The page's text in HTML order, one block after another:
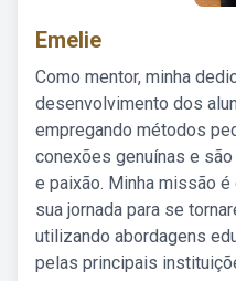
Emelie
Como mentor, minha
desenvolvimento dos
empregando métodos
conexões genuínas e
e paixão. Minha missão
sua jornada para se
utilizando abordagens
pelas principais